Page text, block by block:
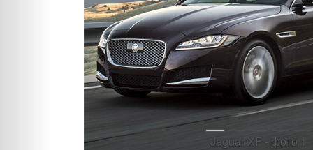
Jaguar XF - фото 1